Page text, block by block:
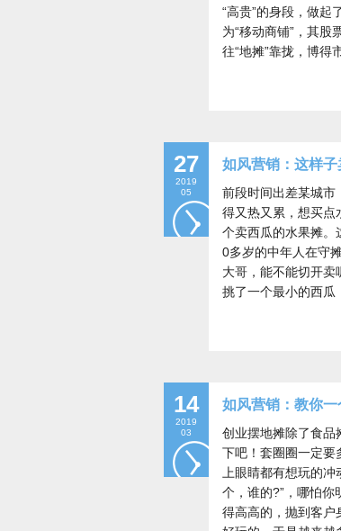
“高贵”的身段，做起
为“移动商铺”，其
往“地摊”靠拢，博得
27
2019
05
如风营销：这样子
前段时间出差某城市
得又热又累，想买点
个卖西瓜的水果摊。
0多岁的中年人在守
大哥，能不能切开卖
挑了一个最小的西瓜
14
2019
03
如风营销：教你
创业摆地摊除了食品
下吧！套圈圈一定要
上眼睛都有想玩的
个，谁的?”，哪怕
得高高的，抛到客户